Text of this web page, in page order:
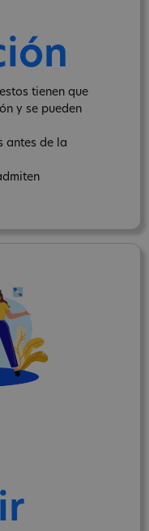
tienen que
y se pueden
antes de la